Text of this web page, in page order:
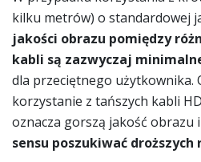
kilku metrów) o standardowej
jakości obrazu pomiędzy
kabli są zazwyczaj
dla przeciętnego użytkownika.
korzystanie z tańszych kabli
oznacza gorszą jakość obrazu
sensu poszukiwać droższych